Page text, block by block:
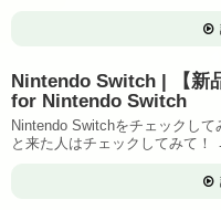
Nintendo Switch | 【新
for Nintendo Switch
Nintendo Switchをチェックし
と来た人はチェックしてみて